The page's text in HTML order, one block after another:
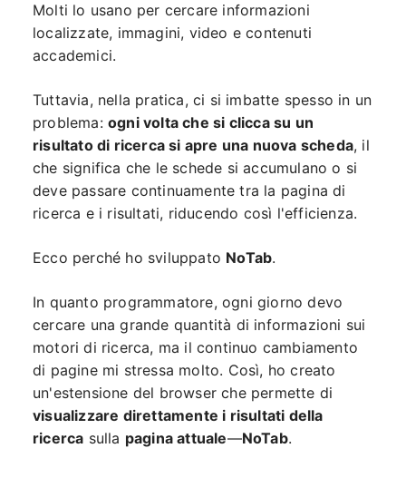
Molti lo usano per cercare informazioni
localizzate, immagini, video e contenuti
accademici.
Tuttavia, nella pratica, ci si imbatte spesso in un
problema: ogni volta che si clicca su un
risultato di ricerca si apre una nuova scheda, il
che significa che le schede si accumulano o si
deve passare continuamente tra la pagina di
ricerca e i risultati, riducendo così l'efficienza.
Ecco perché ho sviluppato NoTab.
In quanto programmatore, ogni giorno devo
cercare una grande quantità di informazioni sui
motori di ricerca, ma il continuo cambiamento
di pagine mi stressa molto. Così, ho creato
un'estensione del browser che permette di
visualizzare direttamente i risultati della
ricerca sulla pagina attuale—NoTab.